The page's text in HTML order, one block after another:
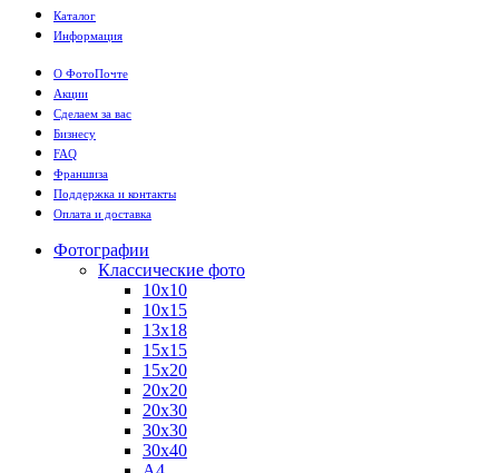
Каталог
Информация
О ФотоПочте
Акции
Сделаем за вас
Бизнесу
FAQ
Франшиза
Поддержка и контакты
Оплата и доставка
Фотографии
Классические фото
10х10
10х15
13х18
15х15
15х20
20х20
20х30
30х30
30х40